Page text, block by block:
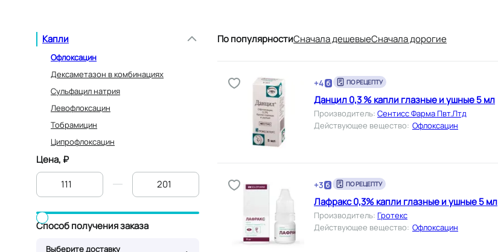
Капли
Офлоксацин
Дексаметазон в комбинациях
Сульфацил натрия
Левофлоксацин
Тобрамицин
Ципрофлоксацин
Цена, ₽
Способ получения заказа
Выберите доставку
По популярностиCначала дешевыеCначала дорогие
+4 ПО РЕЦЕПТУ
Данцил 0,3 % капли глазные и ушные 5 мл
Производитель: Сентисс Фарма Пвт.Лтд
Действующее вещество: Офлоксацин
+3 ПО РЕЦЕПТУ
Лафракс 0,3% капли глазные и ушные 5 мл
Производитель: Гротекс
Действующее вещество: Офлоксацин